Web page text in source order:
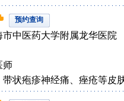
预约查询
市中医药大学附属龙华医院
师
带状疱疹神经痛、痤疮等皮